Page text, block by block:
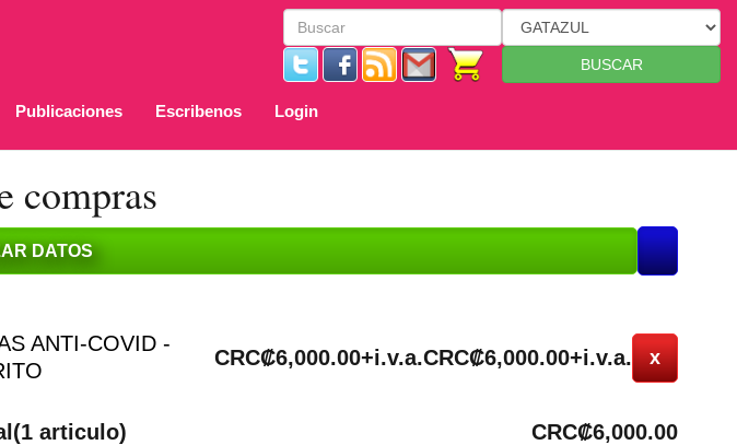
BUSCAR
Publicaciones Escribenos Login
compras
ANTI-COVID -
CRC₡6,000.00+i.v.a.CRC₡6,000.00+i.v.a. x
articulo)
CRC₡6,000.00